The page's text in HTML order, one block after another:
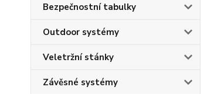
Bezpečnostní tabulky
Outdoor systémy
Veletržní stánky
Závěsné systémy